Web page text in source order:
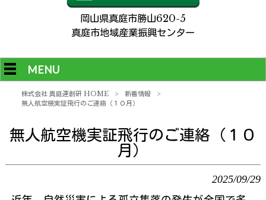
岡山県真庭市勝山620-5
真庭市地域産業振興センター
MENU
株式会社 真庭運創研 HOME > 新着情報
>
無人航空機実証飛行のご連絡（１０月）
無人航空機実証飛行のご連絡（１０
月）
2025/09/29